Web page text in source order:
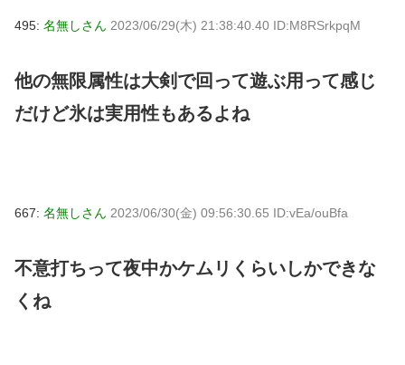
495: 名無しさん 2023/06/29(木) 21:38:40.40 ID:M8RSrkpqM
他の無限属性は大剣で回って遊ぶ用って感じ
だけど氷は実用性もあるよね
667: 名無しさん 2023/06/30(金) 09:56:30.65 ID:vEa/ouBfa
不意打ちって夜中かケムリくらいしかできな
くね